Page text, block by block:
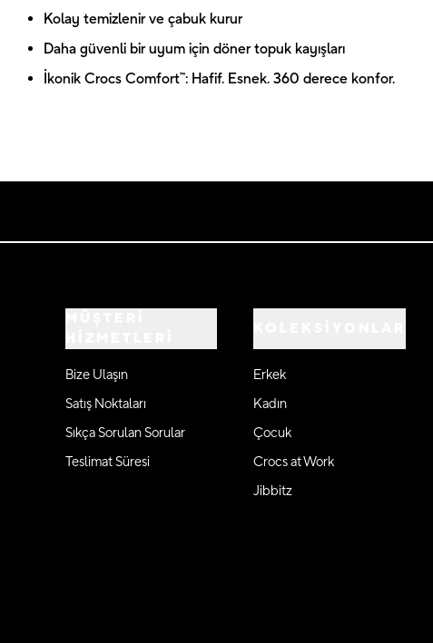
Kolay temizlenir ve çabuk kurur
Daha güvenli bir uyum için döner topuk kayışları
İkonik Crocs Comfort™: Hafif. Esnek. 360 derece konfor.
Bize Ulaşın
Satış Noktaları
Sıkça Sorulan Sorular
Teslimat Süresi
Erkek
Kadın
Çocuk
Crocs at Work
Jibbitz